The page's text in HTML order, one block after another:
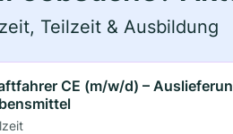
Teilzeit & Ausbildung
CE (m/w/d) –